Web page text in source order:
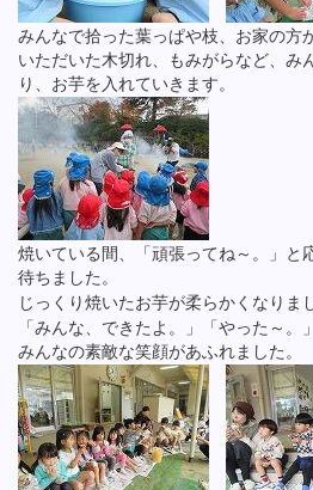
みんなで拾った葉っぱや枝、お家の方
いただいた木切れ、もみがらなど、み
り、お芋を入れていきます。
焼いている間、「頑張ってね～。」と
待ちました。
じっくり焼いたお芋が柔らかくなりま
「みんな、できたよ。」「やった～。
みんなの素敵な笑顔があふれました。